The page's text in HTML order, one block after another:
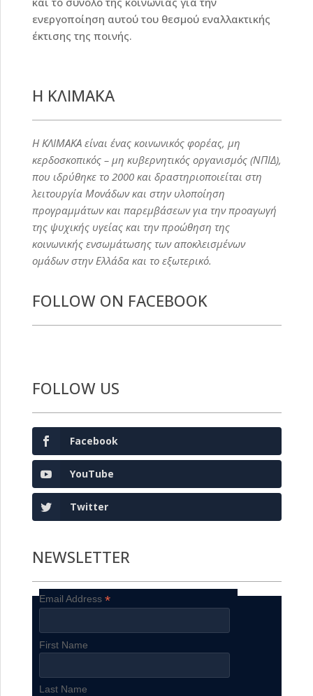
ενεργοποίηση αυτού του θεσμού εναλλακτικής
έκτισης της ποινής.
Η ΚΛΙΜΑΚΑ
Η ΚΛΙΜΑΚΑ είναι ένας κοινωνικός φορέας, μη
κερδοσκοπικός – μη κυβερνητικός οργανισμός (ΝΠΙΔ),
που ιδρύθηκε το 2000 και δραστηριοποιείται στη
λειτουργία Μονάδων και στην υλοποίηση
προγραμμάτων και παρεμβάσεων για την προαγωγή
της ψυχικής υγείας και την προώθηση της
κοινωνικής ενσωμάτωσης των αποκλεισμένων
ομάδων στην Ελλάδα και το εξωτερικό.
FOLLOW ON FACEBOOK
FOLLOW US
Facebook
YouTube
Twitter
NEWSLETTER
Email Address*
First Name
Last Name